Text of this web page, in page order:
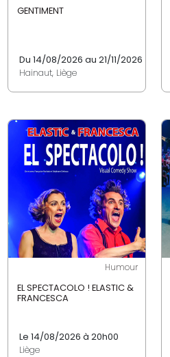
GENTIMENT
Du 14/08/2026 au 21/11/2026
Hainaut, Liège
Humour
EL SPECTACOLO ! ELASTIC &
FRANCESCA
Le 14/08/2026 à 20h00
Liège